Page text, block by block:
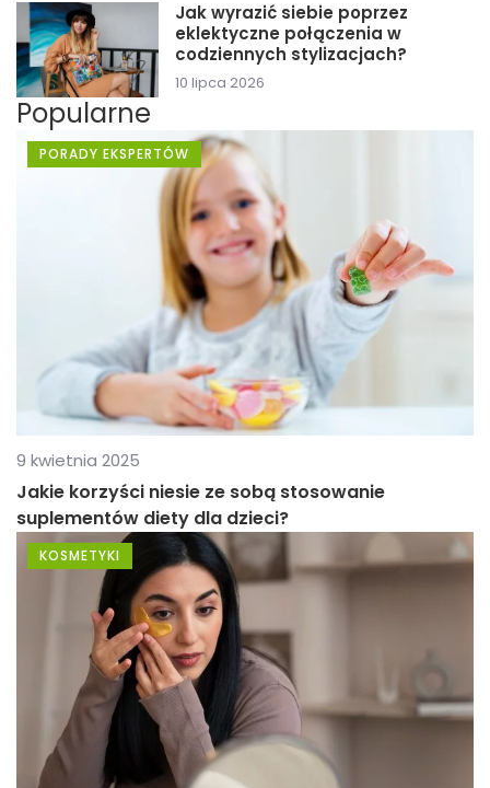
Jak wyrazić siebie poprzez
eklektyczne połączenia w
codziennych stylizacjach?
10 lipca 2026
Popularne
PORADY EKSPERTÓW
9 kwietnia 2025
Jakie korzyści niesie ze sobą stosowanie
suplementów diety dla dzieci?
KOSMETYKI